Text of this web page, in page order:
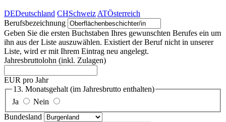
DEDeutschland CHSchweiz ATÖsterreich
Berufsbezeichnung
Geben Sie die ersten Buchstaben Ihres gewunschten Berufes ein um
ihn aus der Liste auszuwählen. Existiert der Beruf nicht in unserer
Liste, wird er mit Ihrem Eintrag neu angelegt.
Jahresbruttolohn (inkl. Zulagen)
EUR pro Jahr
13. Monatsgehalt (im Jahresbrutto enthalten)
Ja
Nein
Bundesland